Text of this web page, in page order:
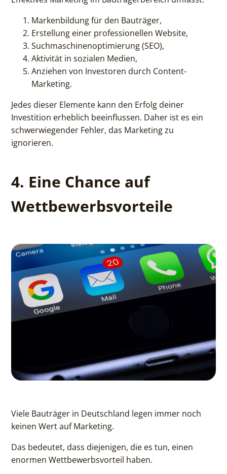
Markenbildung für den Bauträger,
Erstellung einer professionellen Website,
Suchmaschinenoptimierung (SEO),
Aktivität in sozialen Medien,
Anziehen von Investoren durch Content-
Marketing.
Jedes dieser Elemente kann den Erfolg deiner
Investition erheblich beeinflussen. Daher ist es ein
schwerwiegender Fehler, das Marketing zu
ignorieren.
4. Eine Chance auf
Wettbewerbsvorteile
Viele Bauträger in Deutschland legen immer noch
keinen Wert auf Marketing.
Das bedeutet, dass diejenigen, die es tun, einen
enormen Wettbewerbsvorteil haben.